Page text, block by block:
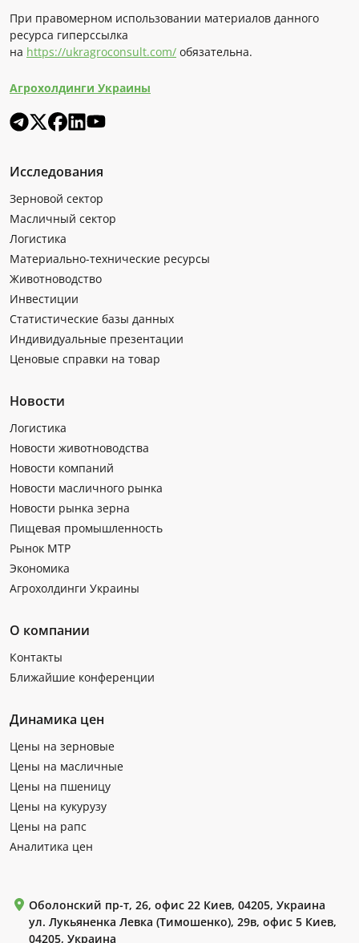
При правомерном использовании материалов данного
ресурса гиперссылка
на https://ukragroconsult.com/ обязательна.
Агрохолдинги Украины
Исследования
Зерновой сектор
Масличный сектор
Логистика
Материально-технические ресурсы
Животноводство
Инвестиции
Статистические базы данных
Индивидуальные презентации
Ценовые справки на товар
Новости
Логистика
Новости животноводства
Новости компаний
Новости масличного рынка
Новости рынка зерна
Пищевая промышленность
Рынок МТР
Экономика
Агрохолдинги Украины
О компании
Контакты
Ближайшие конференции
Динамика цен
Цены на зерновые
Цены на масличные
Цены на пшеницу
Цены на кукурузу
Цены на рапс
Аналитика цен
Оболонский пр-т, 26, офис 22 Киев, 04205, Украина
ул. Лукьяненка Левка (Тимошенко), 29в, офис 5 Киев,
04205, Украина